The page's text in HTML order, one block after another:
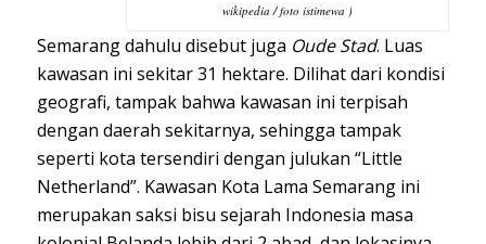
wikipedia / foto istimewa )
Semarang dahulu disebut juga Oude Stad. Luas
kawasan ini sekitar 31 hektare. Dilihat dari kondisi
geografi, tampak bahwa kawasan ini terpisah
dengan daerah sekitarnya, sehingga tampak
seperti kota tersendiri dengan julukan “Little
Netherland”. Kawasan Kota Lama Semarang ini
merupakan saksi bisu sejarah Indonesia masa